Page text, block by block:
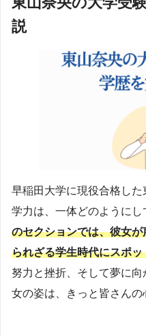
説
早稲田大学に現役合格し
学力は、一体どのように
のセクションでは、彼女
られざる学生時代にスポ
努力と挫折、そして夢に
女の姿は、きっと皆さんの